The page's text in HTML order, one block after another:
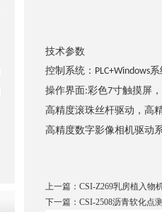
技术参数
控制系统： PLC+Windows系
操作界面:彩色7寸触摸屏
高精度滚珠丝杆驱动，高
高精度数字影像相机驱动
上一篇： CSI-Z269乳房植入物
下一篇： CSI-2508沥青软化点